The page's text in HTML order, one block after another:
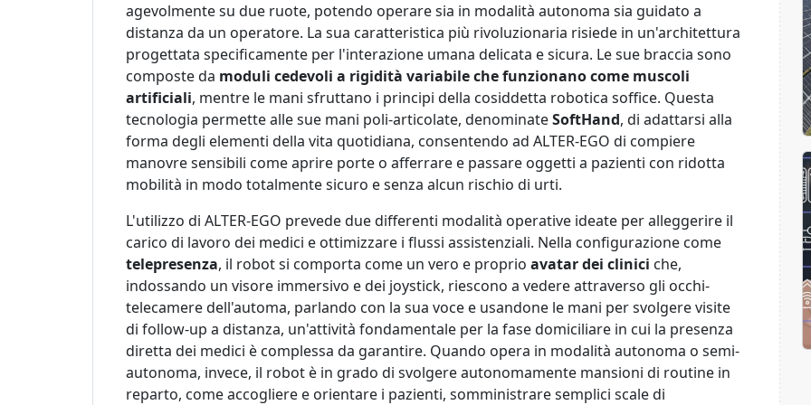
agevolmente su due ruote, potendo operare sia in modalità autonoma sia guidato a
distanza da un operatore. La sua caratteristica più rivoluzionaria risiede in un'architettura
progettata specificamente per l'interazione umana delicata e sicura. Le sue braccia sono
composte da moduli cedevoli a rigidità variabile che funzionano come muscoli
artificiali, mentre le mani sfruttano i principi della cosiddetta robotica soffice. Questa
tecnologia permette alle sue mani poli-articolate, denominateSoftHand, di adattarsi alla
forma degli elementi della vita quotidiana, consentendo ad ALTER-EGO di compiere
manovre sensibili come aprire porte o afferrare e passare oggetti a pazienti con ridotta
mobilità in modo totalmente sicuro e senza alcun rischio di urti.
L'utilizzo di ALTER-EGO prevede due differenti modalità operative ideate per alleggerire il
carico di lavoro dei medici e ottimizzare i flussi assistenziali. Nella configurazione come
telepresenza, il robot si comporta come un vero e proprio avatar dei clinici che,
indossando un visore immersivo e dei joystick, riescono a vedere attraverso gli occhi-
telecamere dell'automa, parlando con la sua voce e usandone le mani per svolgere visite
di follow-up a distanza, un'attività fondamentale per la fase domiciliare in cui la presenza
diretta dei medici è complessa da garantire. Quando opera in modalità autonoma o semi-
autonoma, invece, il robot è in grado di svolgere autonomamente mansioni di routine in
reparto, come accogliere e orientare i pazienti, somministrare semplici scale di